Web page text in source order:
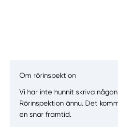
Manuellt Få hjälp
Välj
Om rörinspektion
Vi har inte hunnit skriva
Rörinspektion ännu. Det
en snar framtid.